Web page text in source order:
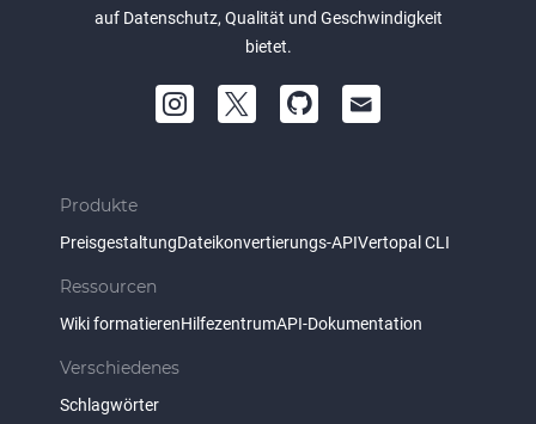
auf Datenschutz, Qualität und Geschwindigkeit
bietet.
Produkte
PreisgestaltungDateikonvertierungs-APIVertopal CLI
Ressourcen
Wiki formatierenHilfezentrumAPI-Dokumentation
Verschiedenes
Schlagwörter